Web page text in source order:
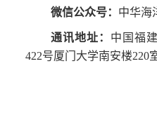
微信公众号： 中华海
通讯地址： 中国福
422号厦门大学南安楼220